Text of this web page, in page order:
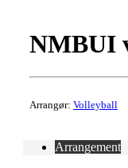
NMBUI
Arrangør: Volleyball
Arrangement